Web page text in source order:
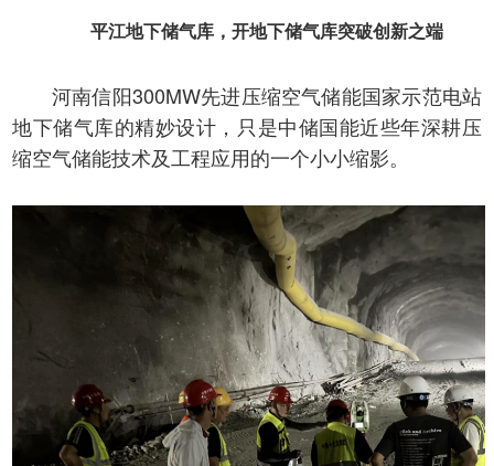
平江地下储气库，开地下储气库突破创新之端
河南信阳300MW先进压缩空气储能国家示范电站
地下储气库的精妙设计，只是中储国能近些年深耕压
缩空气储能技术及工程应用的一个小小缩影。